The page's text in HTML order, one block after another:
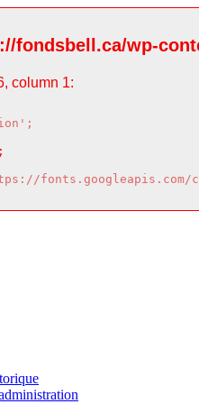
fondsbell.ca/wp-
column 1:
fonts.googleapis.com/